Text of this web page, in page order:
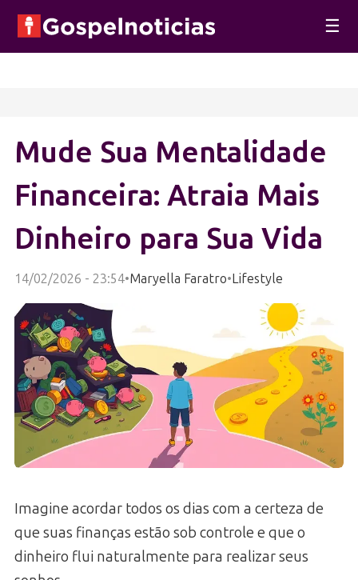
☰
Mude Sua Mentalidade
Financeira: Atraia Mais
Dinheiro para Sua Vida
14/02/2026 - 23:54•Maryella Faratro•Lifestyle
Imagine acordar todos os dias com a certeza de
que suas finanças estão sob controle e que o
dinheiro flui naturalmente para realizar seus